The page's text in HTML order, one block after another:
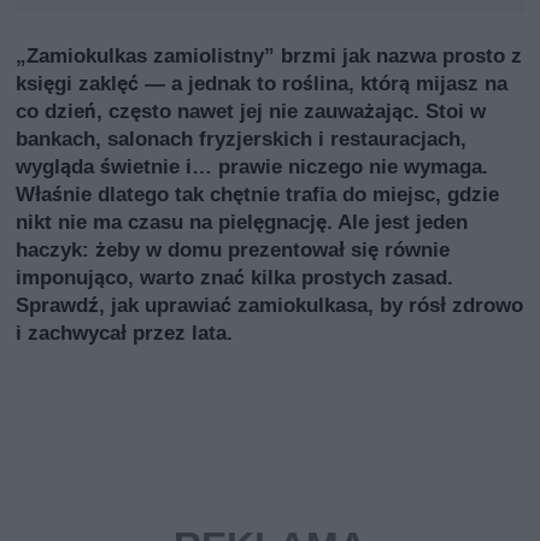
„Zamiokulkas zamiolistny” brzmi jak nazwa prosto z
księgi zaklęć — a jednak to roślina, którą mijasz na
co dzień, często nawet jej nie zauważając. Stoi w
bankach, salonach fryzjerskich i restauracjach,
wygląda świetnie i… prawie niczego nie wymaga.
Właśnie dlatego tak chętnie trafia do miejsc, gdzie
nikt nie ma czasu na pielęgnację. Ale jest jeden
haczyk: żeby w domu prezentował się równie
imponująco, warto znać kilka prostych zasad.
Sprawdź, jak uprawiać zamiokulkasa, by rósł zdrowo
i zachwycał przez lata.